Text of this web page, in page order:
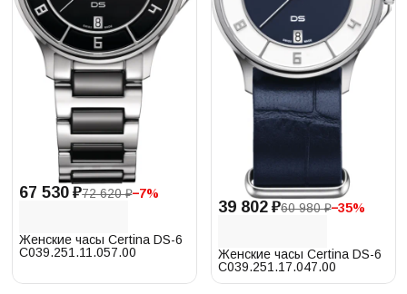
67 530 ₽72 620 ₽−7%
Женские часы Certina DS-6
C039.251.11.057.00
39 802 ₽60 980 ₽−35%
Женские часы Certina DS-6
C039.251.17.047.00